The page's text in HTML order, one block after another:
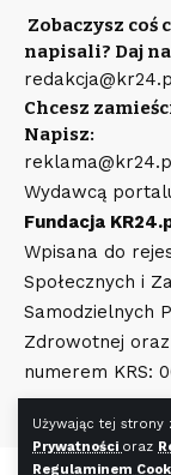
Używając tej strony
Prywatności oraz
Regulaminem
Zobaczysz coś
napisali? Daj
Chcesz
Napisz:
Wydawcą
Fundacja
Wpisana do
Społecznych i
Samodzielnych
Zdrowotnej
numerem KRS: